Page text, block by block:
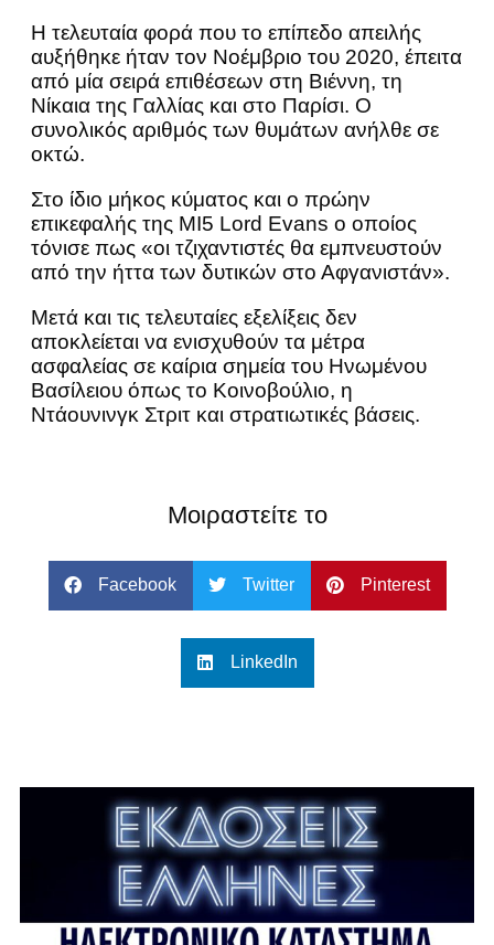
Η τελευταία φορά που το επίπεδο απειλής
αυξήθηκε ήταν τον Νοέμβριο του 2020, έπειτα
από μία σειρά επιθέσεων στη Βιέννη, τη
Νίκαια της Γαλλίας και στο Παρίσι. Ο
συνολικός αριθμός των θυμάτων ανήλθε σε
οκτώ.
Στο ίδιο μήκος κύματος και ο πρώην
επικεφαλής της MI5 Lord Evans ο οποίος
τόνισε πως «οι τζιχαντιστές θα εμπνευστούν
από την ήττα των δυτικών στο Αφγανιστάν».
Μετά και τις τελευταίες εξελίξεις δεν
αποκλείεται να ενισχυθούν τα μέτρα
ασφαλείας σε καίρια σημεία του Ηνωμένου
Βασίλειου όπως το Κοινοβούλιο, η
Ντάουνινγκ Στριτ και στρατιωτικές βάσεις.
Μοιραστείτε το
Facebook Twitter Pinterest
LinkedIn